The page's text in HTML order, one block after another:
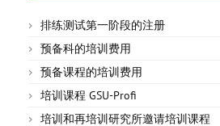
排练测试第一阶段的注册
预备科的培训费用
预备课程的培训费用
培训课程 GSU-Profi
培训和再培训研究所邀请培训课程